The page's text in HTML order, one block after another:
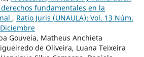
fundamentales en la
, Ratio Juris (UNAULA): Vol. 13 Núm.
Gouveia, Matheus Anchieta
de Oliveira, Luana Teixeira